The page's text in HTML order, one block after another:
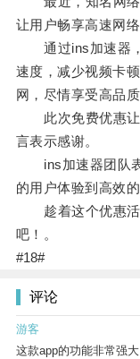
让用户畅享高速网络
通过ins加速器，
速度，减少视频卡
网，尽情享受高品
此次免费优惠让
言表示感谢。
ins加速器团队表
的用户体验到高效
趁着这个优惠活
吧！。
#18#
评论
游客
这款app的功能非常强